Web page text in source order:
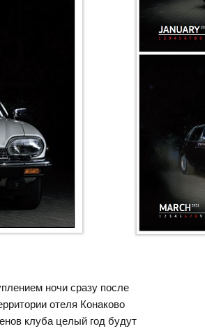
ночи сразу после
отеля Конаково
клуба целый год будут